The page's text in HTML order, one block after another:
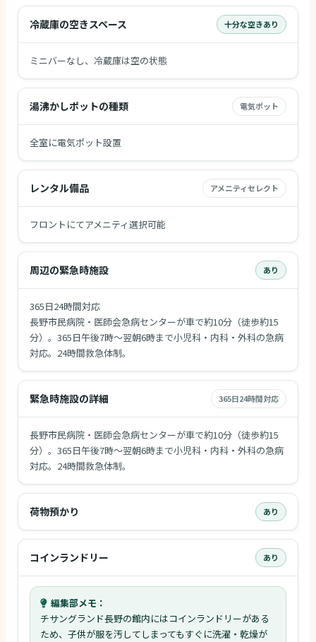
冷蔵庫の空きスペース 十分な空きあり
ミニバーなし、冷蔵庫は空の状態
湯沸かしポットの種類 電気ポット
全室に電気ポット設置
レンタル備品 アメニティセレクト
フロントにてアメニティ選択可能
周辺の緊急時施設 あり
365日24時間対応
長野市民病院・医師会急病センターが車で約10分（徒歩約15
分）。365日午後7時～翌朝6時まで小児科・内科・外科の急病
対応。24時間救急体制。
緊急時施設の詳細 365日24時間対応
長野市民病院・医師会急病センターが車で約10分（徒歩約15
分）。365日午後7時～翌朝6時まで小児科・内科・外科の急病
対応。24時間救急体制。
荷物預かり あり
コインランドリー あり
編集部メモ：
チサングランド長野の館内にはコインランドリーがある
ため、子供が服を汚してしまってもすぐに洗濯・乾燥が